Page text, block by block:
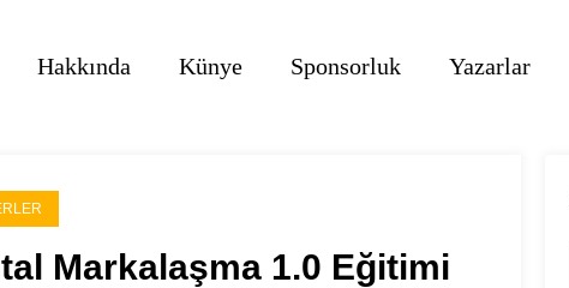
Hakkında Künye Sponsorluk Yazarlar
Markalaşma 1.0 Eğitimi